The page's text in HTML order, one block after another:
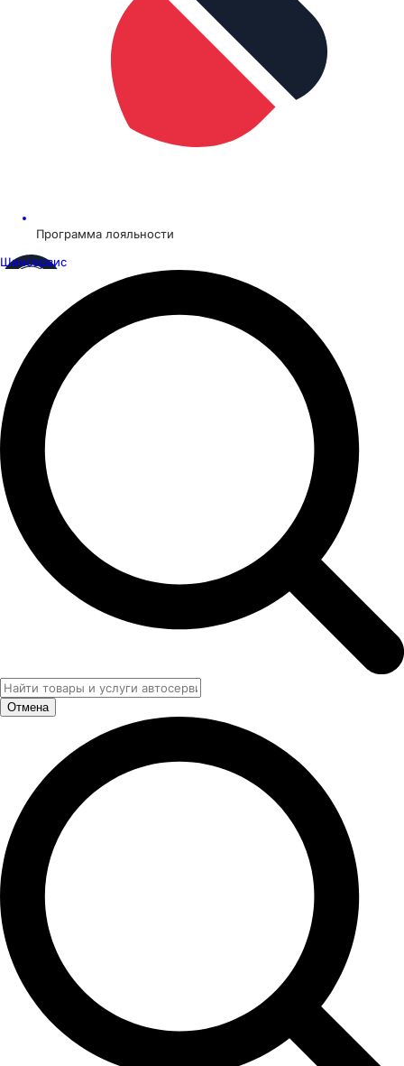
Программа лояльности
Шинсервис
Отмена